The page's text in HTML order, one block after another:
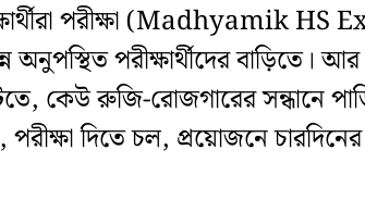
পরীক্ষা (Madhyamik HS
অনুপস্থিত পরীক্ষার্থীদের বাড়িতে।
কেউ রুজি-রোজগারের সন্ধানে
দিতে চল, প্রয়োজনে